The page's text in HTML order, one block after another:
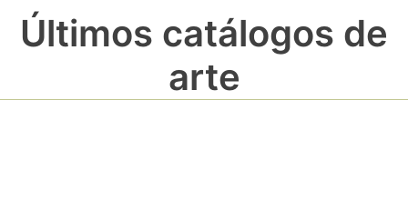
Últimos catálogos de
arte